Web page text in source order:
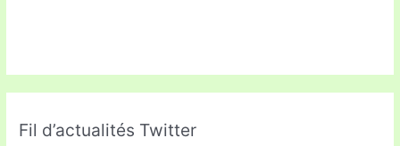
Fil d’actualités Twitter